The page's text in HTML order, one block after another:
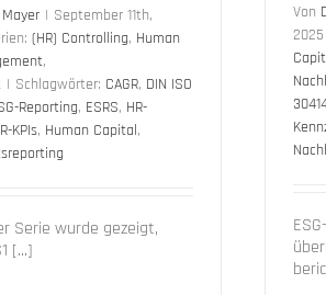
| September 11th,
(HR) Controlling, Human
,
| Schlagwörter: CAGR, DIN ISO
Reporting, ESRS, HR-
KPIs, Human Capital,
Serie wurde gezeigt,
[...]
Von
2025